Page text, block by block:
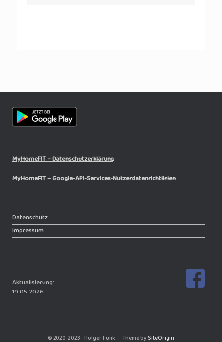
MyHomeFIT – Datenschutzerklärung
MyHomeFIT – Google-API-Services-Nutzerdatenrichtlinien
Datenschutz
Impressum
Aktualisierung:
19.05.2026
© 2020-2023 - Holger Funk Theme by SiteOrigin